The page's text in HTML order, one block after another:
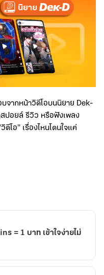
จากหน้าวิดีโอบนนิยาย Dek-
สปอยล์ รีวิว หรือฟังเพลง
ดีโอ" เรื่องไหนโดนใจแค่
= 1 บาท เข้าใจง่ายไม่